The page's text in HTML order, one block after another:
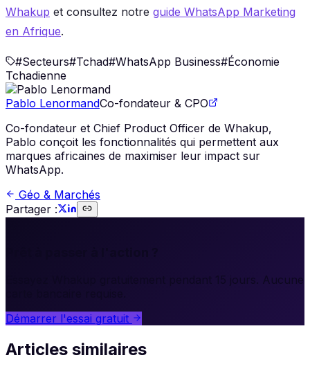
Whakup et consultez notre guide WhatsApp Marketing
en Afrique.
#Secteurs#Tchad#WhatsApp Business#Économie
Tchadienne
Pablo LenormandCo-fondateur & CPO
Co-fondateur et Chief Product Officer de Whakup,
Pablo conçoit les fonctionnalités qui permettent aux
marques africaines de maximiser leur impact sur
WhatsApp.
Géo & Marchés
Partager :
Essayez Whakup gratuitement pendant 15 jours. Aucune
Démarrer l'essai gratuit
Articles similaires